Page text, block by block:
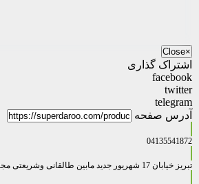
×
Close
اشتراک گذاری
facebook
twitter
telegram
آدرس صفحه
04135541872
تبریز خیابان 17 شهریور جدید مابین طالقانی وشریعتی مجتمع کسری داروخانه دکتر نایبی